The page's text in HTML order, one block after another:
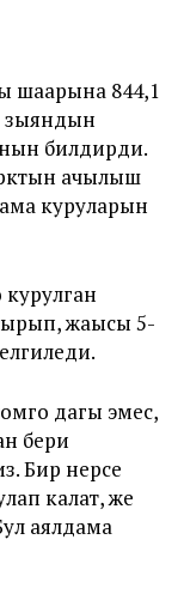
шаарына 844,1
зыяндын
билдирди.
ачылыш
куруларын
жаңысы 5-
сомго дагы эмес,
бери
Бир нерсе
калат, же
аялдама